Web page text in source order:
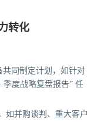
转化
同制定计划，如针对
季度战略复盘报告” 任
如并购谈判、重大客户